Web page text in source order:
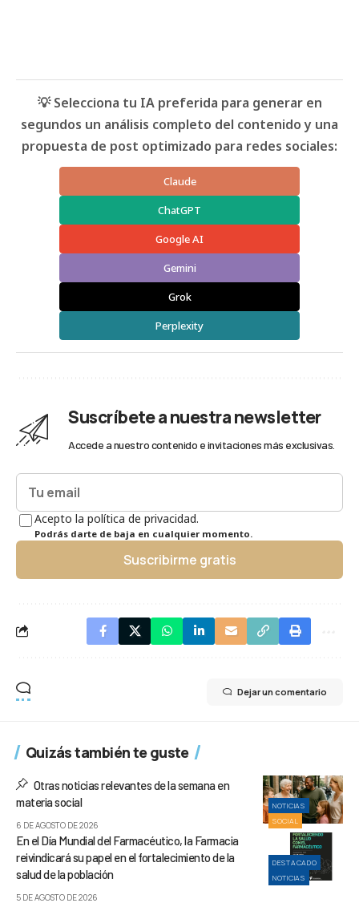
💡 Selecciona tu IA preferida para generar en
segundos un análisis completo del contenido y una
propuesta de post optimizado para redes sociales:
Claude
ChatGPT
Google AI
Gemini
Grok
Perplexity
Suscríbete a nuestra newsletter
Accede a nuestro contenido e invitaciones más exclusivas.
Acepto la política de privacidad.
Podrás darte de baja en cualquier momento.
Suscribirme gratis
Dejar un comentario
Quizás también te guste
NOTICIAS
SOCIAL
Otras noticias relevantes de la semana en
materia social
6 DE AGOSTO DE 2026
DESTACADO
NOTICIAS
En el Día Mundial del Farmacéutico, la Farmacia
reivindicará su papel en el fortalecimiento de la
salud de la población
5 DE AGOSTO DE 2026